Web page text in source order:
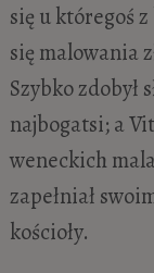
się u któregoś
się malowania
Szybko zdobył
najbogatsi; a
weneckich
zapełniał
kościoły.